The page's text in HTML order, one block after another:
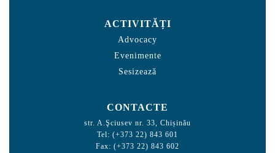
ACTIVITĂȚI
Advocacy
Evenimente
Sesizează
CONTACTE
str. A.Şciusev nr. 33, Chișinău
Tel: (+373 22) 843 601
Fax: (+373 22) 843 602